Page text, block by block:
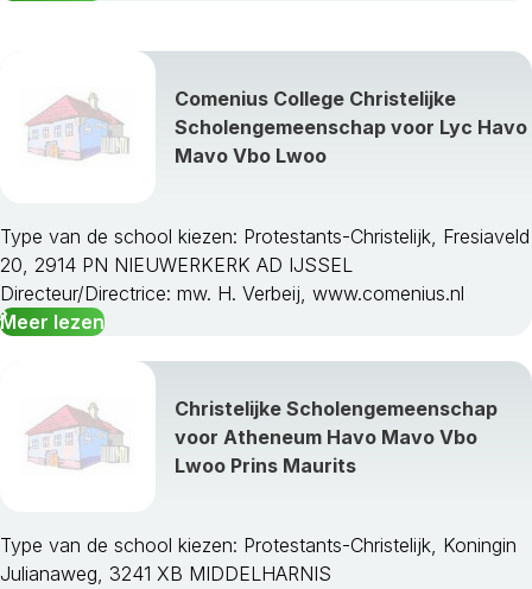
Comenius College Christelijke
Scholengemeenschap voor Lyc Havo
Mavo Vbo Lwoo
Type van de school kiezen: Protestants-Christelijk, Fresiaveld
20, 2914 PN NIEUWERKERK AD IJSSEL
Directeur/Directrice: mw. H. Verbeij, www.comenius.nl
Meer lezen
Christelijke Scholengemeenschap
voor Atheneum Havo Mavo Vbo
Lwoo Prins Maurits
Type van de school kiezen: Protestants-Christelijk, Koningin
Julianaweg, 3241 XB MIDDELHARNIS